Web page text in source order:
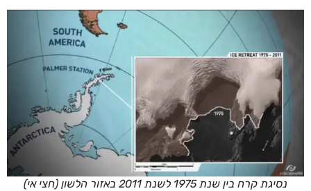
נסיגת קרח בין שנת 1975 לשנת 2011 באזור הלשון (חצי אי)